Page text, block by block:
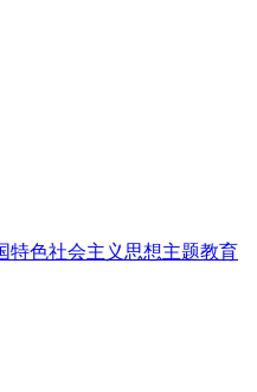
特色社会主义思想主题教育